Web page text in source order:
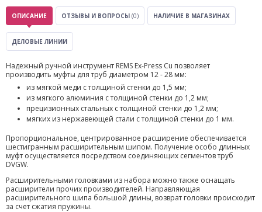
ОПИСАНИЕ ОТЗЫВЫ И ВОПРОСЫ (0) НАЛИЧИЕ В МАГАЗИНАХ
ДЕЛОВЫЕ ЛИНИИ
Надежный ручной инструмент REMS Ex-Press Cu позволяет
производить муфты для труб диаметром 12 - 28 мм:
из мягкой меди с толщиной стенки до 1,5 мм;
из мягкого алюминия с толщиной стенки до 1,2 мм;
прецизионных стальных с толщиной стенки до 1,2 мм;
мягких из нержавеющей стали с толщиной стенки до 1 мм.
Пропорциональное, центрированное расширение обеспечивается
шестигранным расширительным шипом. Получение особо длинных
муфт осуществляется посредством соединяющих сегментов труб
DVGW.
Расширительными головками из набора можно также оснащать
расширители прочих производителей. Направляющая
расширительного шипа большой длины, возврат головки происходит
за счет сжатия пружины.